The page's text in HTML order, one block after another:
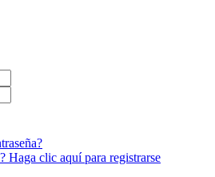
Haga clic aquí para registrarse